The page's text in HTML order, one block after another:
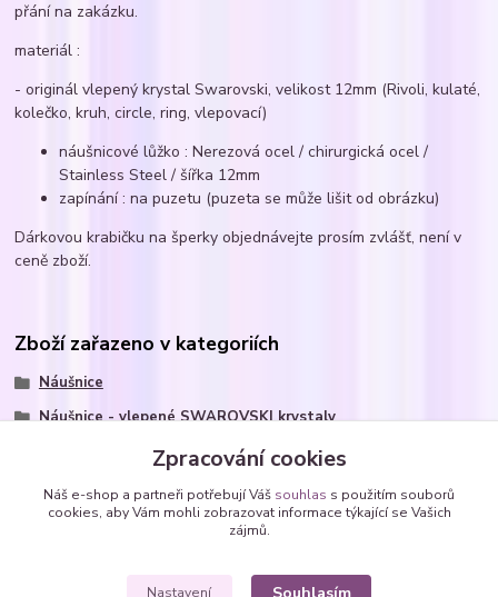
přání na zakázku.
materiál :
- originál vlepený krystal Swarovski, velikost 12mm (Rivoli, kulaté,
kolečko, kruh, circle, ring, vlepovací)
náušnicové lůžko : Nerezová ocel / chirurgická ocel /
Stainless Steel / šířka 12mm
zapínání : na puzetu (puzeta se může lišit od obrázku)
Dárkovou krabičku na šperky objednávejte prosím zvlášť, není v
ceně zboží.
Zboží zařazeno v kategoriích
Náušnice
Náušnice - vlepené SWAROVSKI krystaly
Náušnice z chirurgické oceli
kolečka - kulaté Rivoli
Náušnice ocelové - SWAROVSKI krystaly
Zpracování cookies
Náš e-shop a partneři potřebují Váš souhlas s použitím souborů
cookies, aby Vám mohli zobrazovat informace týkající se Vašich
zájmů.
Nastavení